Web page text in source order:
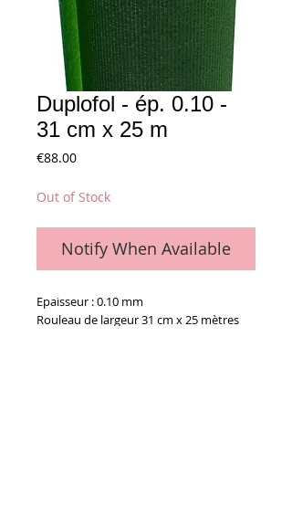
Duplofol - ép. 0.10 -
31 cm x 25 m
€88.00Price
Out of Stock
Notify When Available
Epaisseur : 0.10 mm
Rouleau de largeur 31 cm x 25 mètres